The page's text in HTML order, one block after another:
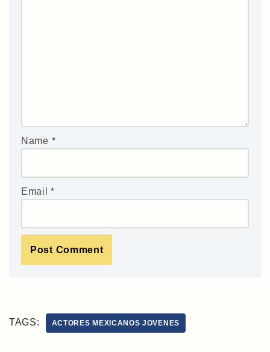
Name *
Email*
TAGS: ACTORES MEXICANOS JOVENES